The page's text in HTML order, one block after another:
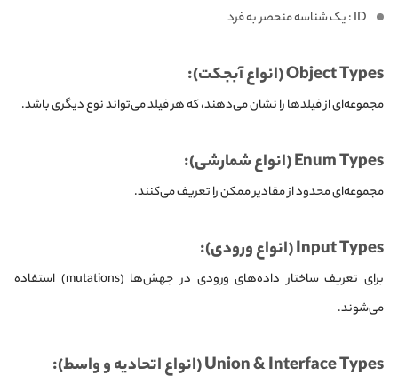
ID : یک شناسه منحصر به فرد
Object Types (انواع آبجکت):
مجموعه‌ای از فیلدها را نشان می‌دهند، که هر فیلد می‌تواند نوع دیگری باشد.
Enum Types (انواع شمارشی):
مجموعه‌ای محدود از مقادیر ممکن را تعریف می‌کنند.
Input Types (انواع ورودی):
برای تعریف ساختار داده‌های ورودی در جهش‌ها (mutations) استفاده
می‌شوند.
Union & Interface Types (انواع اتحادیه و واسط):